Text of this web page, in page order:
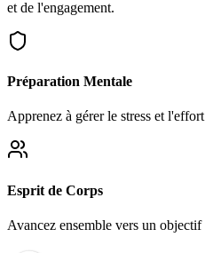
et de l'engagement.
Préparation Mentale
Apprenez à gérer le stress et
Esprit de Corps
Avancez ensemble vers un objectif